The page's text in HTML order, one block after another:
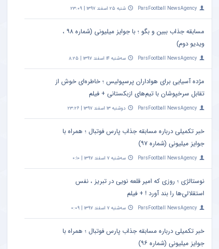
ParsFootball NewsAgency شنبه ۲۵ اسفند ۱۳۹۷ | ۲۳:۰۹
مسابقه جذاب ببین و بگو ؛ با جوایز میلیونی (شماره ۹۸ ،
ویدیو دوم)
ParsFootball NewsAgency سه‌شنبه ۱۴ اسفند ۱۳۹۷ | ۸:۲۵
مژده آسیایی برای هواداران پرسپولیس ؛ خاطره‌ای خوش از
تقابل سرخپوشان با تیم‌های ازبکستانی + فیلم
ParsFootball NewsAgency دوشنبه ۱۳ اسفند ۱۳۹۷ | ۲۳:۲۶
خبر تکمیلی درباره مسابقه جذاب پارس فوتبال ؛ همراه با
جوایز میلیونی (شماره ۹۷)
ParsFootball NewsAgency سه‌شنبه ۷ اسفند ۱۳۹۷ | ۰:۱۰
نوستالژی ؛ روزی که امیر قلعه نویی در تبریز ، نفس
استقلالی‌ها را بند آورد ! + فیلم
ParsFootball NewsAgency سه‌شنبه ۷ اسفند ۱۳۹۷ | ۰:۰۹
خبر تکمیلی درباره مسابقه جذاب پارس فوتبال ؛ همراه با
جوایز میلیونی (شماره ۹۶)